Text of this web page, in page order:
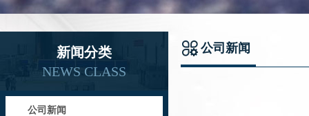
新闻分类
NEWS CLASS
公司新闻
公司新闻